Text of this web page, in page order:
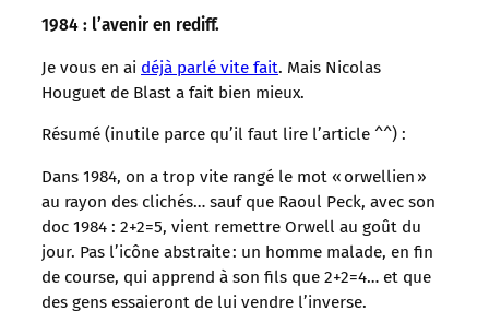
1984 : l’avenir en rediff.
Je vous en ai déjà parlé vite fait. Mais Nicolas
Houguet de Blast a fait bien mieux.
Résumé (inutile parce qu’il faut lire l’article ^^) :
Dans 1984, on a trop vite rangé le mot « orwellien »
au rayon des clichés… sauf que Raoul Peck, avec son
doc 1984 : 2+2=5, vient remettre Orwell au goût du
jour. Pas l’icône abstraite : un homme malade, en fin
de course, qui apprend à son fils que 2+2=4… et que
des gens essaieront de lui vendre l’inverse.